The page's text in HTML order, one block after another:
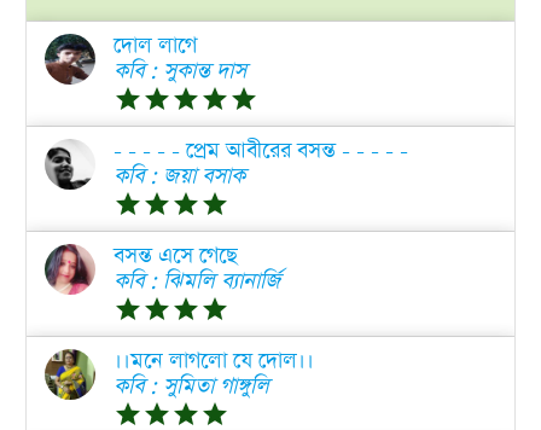
দোল লাগে
কবি : সুকান্ত দাস
gradegradegradegradegrade
- - - - - প্রেম আবীরের বসন্ত - - - - -
কবি : জয়া বসাক
gradegradegradegrade
বসন্ত এসে গেছে
কবি : ঝিমলি ব্যানার্জি
gradegradegradegrade
।।মনে লাগলো যে দোল।।
কবি : সুমিতা গাঙ্গুলি
gradegradegradegrade